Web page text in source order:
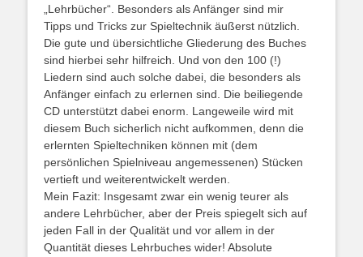
„Lehrbücher“. Besonders als Anfänger sind mir
Tipps und Tricks zur Spieltechnik äußerst nützlich.
Die gute und übersichtliche Gliederung des Buches
sind hierbei sehr hilfreich. Und von den 100 (!)
Liedern sind auch solche dabei, die besonders als
Anfänger einfach zu erlernen sind. Die beiliegende
CD unterstützt dabei enorm. Langeweile wird mit
diesem Buch sicherlich nicht aufkommen, denn die
erlernten Spieltechniken können mit (dem
persönlichen Spielniveau angemessenen) Stücken
vertieft und weiterentwickelt werden.
Mein Fazit: Insgesamt zwar ein wenig teurer als
andere Lehrbücher, aber der Preis spiegelt sich auf
jeden Fall in der Qualität und vor allem in der
Quantität dieses Lehrbuches wider! Absolute